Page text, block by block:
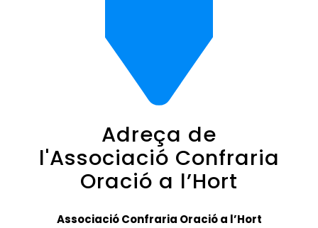
Adreça de
l'Associació Confraria
Oració a l’Hort
Associació Confraria Oració a l’Hort